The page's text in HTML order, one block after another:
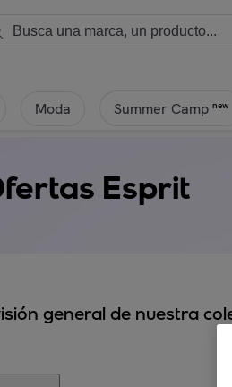
Moda Summer Camp new
Esprit
general de nuestra